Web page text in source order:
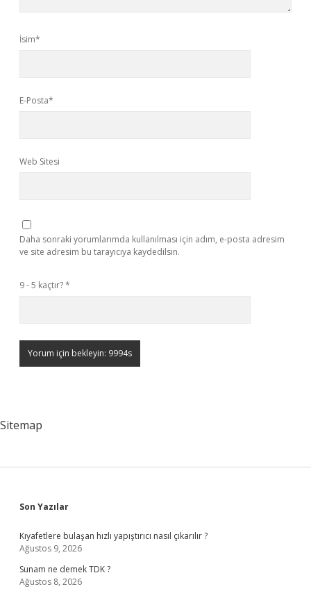
İsim*
E-Posta*
Web Sitesi
Daha sonraki yorumlarımda kullanılması için adım, e-posta adresim
ve site adresim bu tarayıcıya kaydedilsin.
9 - 5 kaçtır?*
Sitemap
Sidebar
Son Yazılar
Kıyafetlere bulaşan hızlı yapıştırıcı nasıl çıkarılır ?
Ağustos 9, 2026
Sunam ne demek TDK ?
Ağustos 8, 2026